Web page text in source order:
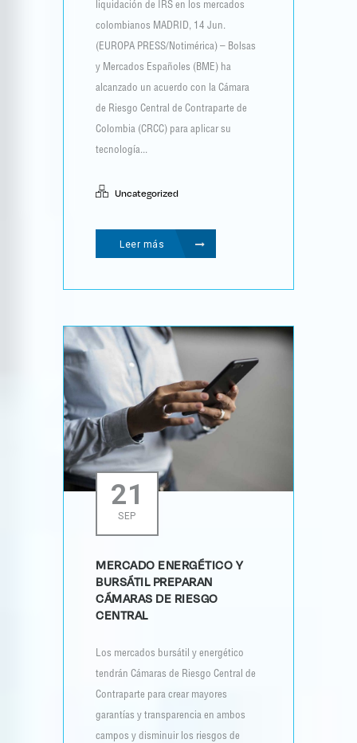
liquidación de IRS en los mercados
colombianos MADRID, 14 Jun.
(EUROPA PRESS/Notimérica) – Bolsas
y Mercados Españoles (BME) ha
alcanzado un acuerdo con la Cámara
de Riesgo Central de Contraparte de
Colombia (CRCC) para aplicar su
tecnología...
Uncategorized
Leer más
21
SEP
MERCADO ENERGÉTICO Y
BURSÁTIL PREPARAN
CÁMARAS DE RIESGO
CENTRAL
Los mercados bursátil y energético
tendrán Cámaras de Riesgo Central de
Contraparte para crear mayores
garantías y transparencia en ambos
campos y disminuir los riesgos de